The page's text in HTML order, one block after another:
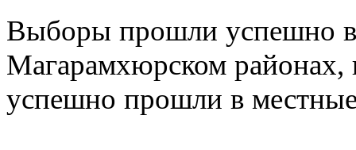
Выборы прошли успешно в
Магарамхюрском
успешно прошли в